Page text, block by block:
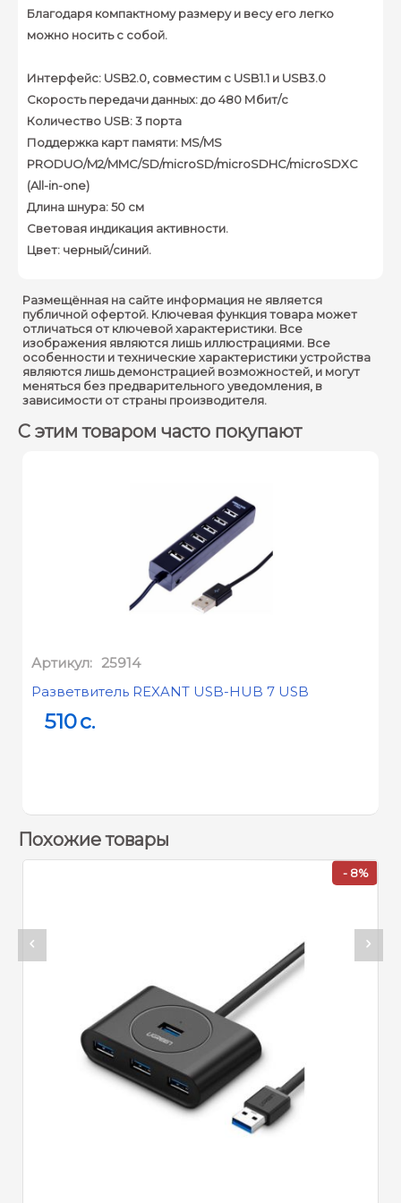
Благодаря компактному размеру и весу его легко
можно носить с собой.
Интерфейс: USB2.0, совместим с USB1.1 и USB3.0
Скорость передачи данных: до 480 Мбит/с
Количество USB: 3 порта
Поддержка карт памяти: MS/MS
PRODUO/M2/MMC/SD/microSD/microSDHC/microSDXC
(All-in-one)
Длина шнура: 50 см
Световая индикация активности.
Цвет: черный/синий.
Размещённая на сайте информация не является
публичной офертой. Ключевая функция товара может
отличаться от ключевой характеристики. Все
изображения являются лишь иллюстрациями. Все
особенности и технические характеристики устройства
являются лишь демонстрацией возможностей, и могут
меняться без предварительного уведомления, в
зависимости от страны производителя.
С этим товаром часто покупают
Артикул: 25914
Разветвитель REXANT USB-HUB 7 USB
510c.
Похожие товары